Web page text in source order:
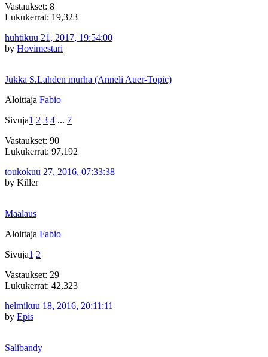
Vastaukset: 8
Lukukerrat: 19,323
huhtikuu 21, 2017, 19:54:00
by Hovimestari
Jukka S.Lahden murha (Anneli Auer-Topic)
Aloittaja Fabio
Sivuja1 2 3 4 ... 7
Vastaukset: 90
Lukukerrat: 97,192
toukokuu 27, 2016, 07:33:38
by Killer
Maalaus
Aloittaja Fabio
Sivuja1 2
Vastaukset: 29
Lukukerrat: 42,323
helmikuu 18, 2016, 20:11:11
by Epis
Salibandy